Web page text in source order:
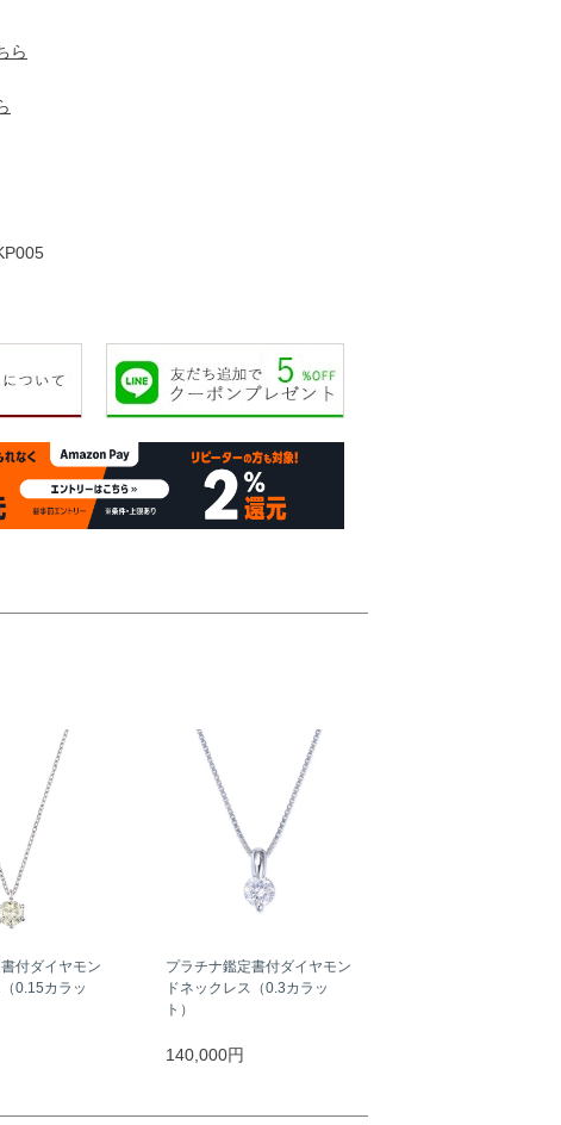
ら
付ダイヤモン
0.15カラッ
プラチナ鑑定書付ダイヤモン
ドネックレス（0.3カラッ
ト）
140,000円